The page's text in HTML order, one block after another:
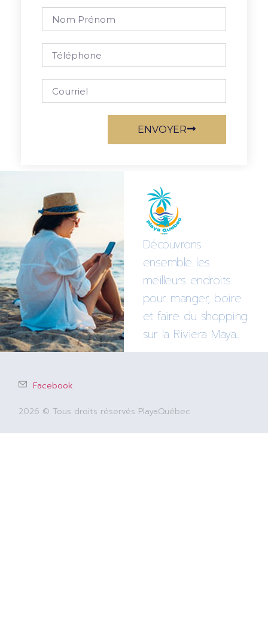
ENVOYER
Découvrons
ensemble les
meilleurs endroits
pour manger, boire
et faire du shopping
sur la Riviera Maya..
Facebook
2026 © Tous droits réservés PlayaQuébec